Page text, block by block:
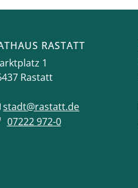
RASTATT
1
Rastatt
stadt@rastatt.de
07222 972-0